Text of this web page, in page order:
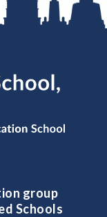
group
Schools